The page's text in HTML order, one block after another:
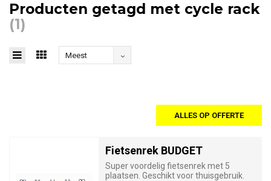
Producten getagd met cycle rack
(1)
Meest
ALLES OP OFFERTE
Fietsenrek BUDGET
Super voordelig fietsenrek met 5
plaatsen. Geschikt voor thuisgebruik.